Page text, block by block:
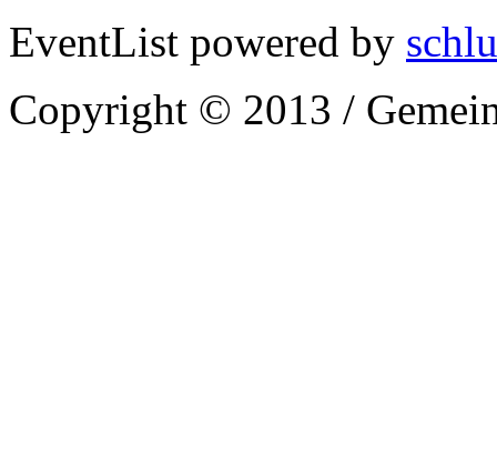
EventList powered by
Copyright © 2013 /